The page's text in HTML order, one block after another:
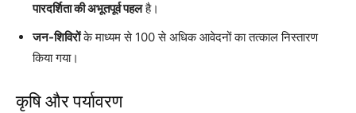
पारदर्शिता की अभूतपूर्व पहलहै।
जन-शिविरोंके माध्यम से 100 से अधिक आवेदनों का तत्काल निस्तारण
किया गया।
कृषि और पर्यावरण